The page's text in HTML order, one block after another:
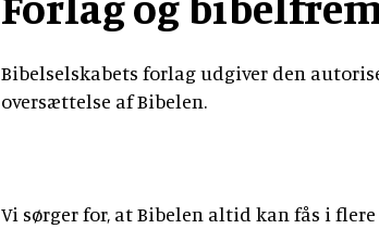
Bibelselskabets forlag udgiver den
oversættelse af Bibelen.
Vi sørger for, at Bibelen altid kan fås i